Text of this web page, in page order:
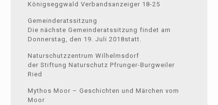
Königseggwald Verbandsanzeiger 18-25
Gemeinderatssitzung
Die nächste Gemeinderatssitzung findet am
Donnerstag, den 19. Juli 2018statt.
Naturschutzzentrum Wilhelmsdorf
der Stiftung Naturschutz Pfrunger-Burgweiler
Ried
Mythos Moor – Geschichten und Märchen vom
Moor